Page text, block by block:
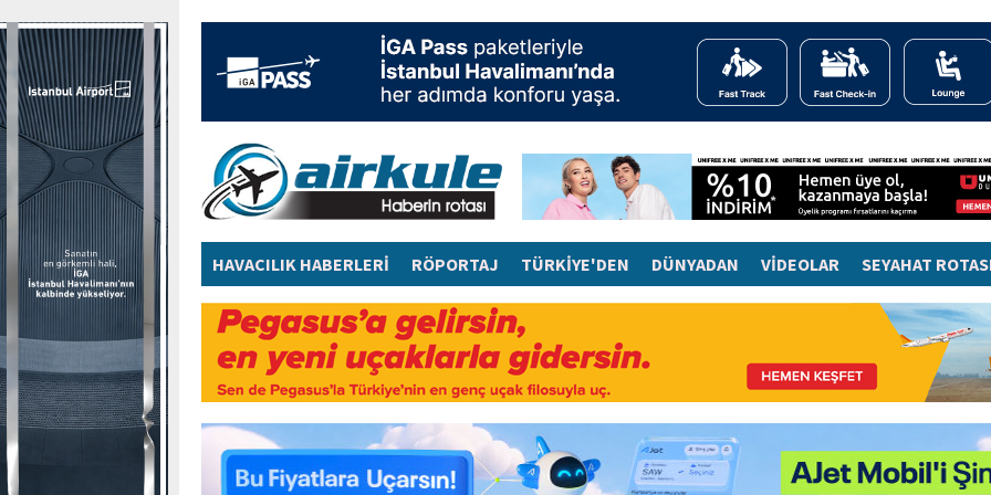
HAVACILIK HABERLERİ RÖPORTAJ TÜRKİYE'DEN DÜNYADAN VİDEOLAR SEYAHAT